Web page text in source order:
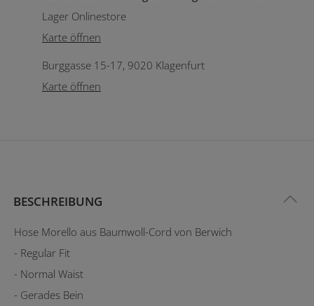
Lager Onlinestore
Karte öffnen
Burggasse 15-17, 9020 Klagenfurt
Karte öffnen
BESCHREIBUNG
Hose Morello aus Baumwoll-Cord von Berwich
- Regular Fit
- Normal Waist
- Gerades Bein